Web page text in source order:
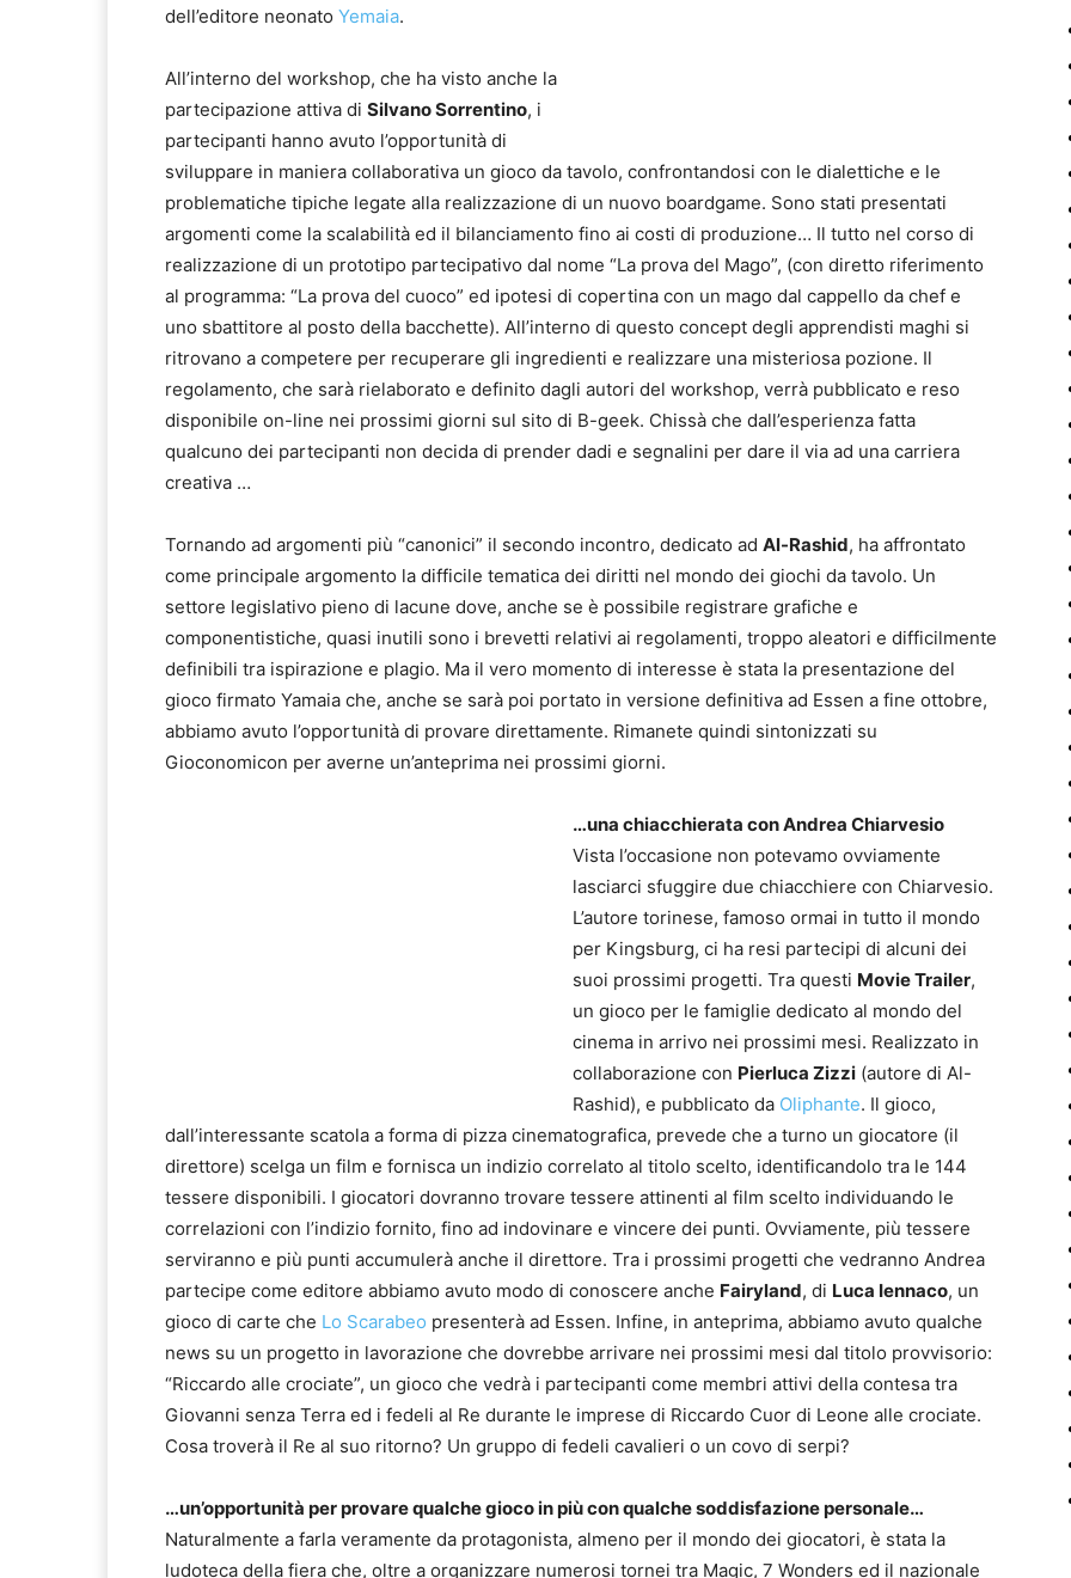
dell’editore neonato Yemaia.
All’interno del workshop, che ha visto anche la
partecipazione attiva di Silvano Sorrentino, i
partecipanti hanno avuto l’opportunità di
sviluppare in maniera collaborativa un gioco da tavolo, confrontandosi con le dialettiche e le
problematiche tipiche legate alla realizzazione di un nuovo boardgame. Sono stati presentati
argomenti come la scalabilità ed il bilanciamento fino ai costi di produzione… Il tutto nel corso di
realizzazione di un prototipo partecipativo dal nome “La prova del Mago”, (con diretto riferimento
al programma: “La prova del cuoco” ed ipotesi di copertina con un mago dal cappello da chef e
uno sbattitore al posto della bacchette). All’interno di questo concept degli apprendisti maghi si
ritrovano a competere per recuperare gli ingredienti e realizzare una misteriosa pozione. Il
regolamento, che sarà rielaborato e definito dagli autori del workshop, verrà pubblicato e reso
disponibile on-line nei prossimi giorni sul sito di B-geek. Chissà che dall’esperienza fatta
qualcuno dei partecipanti non decida di prender dadi e segnalini per dare il via ad una carriera
creativa …
Tornando ad argomenti più “canonici” il secondo incontro, dedicato ad Al-Rashid, ha affrontato
come principale argomento la difficile tematica dei diritti nel mondo dei giochi da tavolo. Un
settore legislativo pieno di lacune dove, anche se è possibile registrare grafiche e
componentistiche, quasi inutili sono i brevetti relativi ai regolamenti, troppo aleatori e difficilmente
definibili tra ispirazione e plagio. Ma il vero momento di interesse è stata la presentazione del
gioco firmato Yamaia che, anche se sarà poi portato in versione definitiva ad Essen a fine ottobre,
abbiamo avuto l’opportunità di provare direttamente. Rimanete quindi sintonizzati su
Gioconomicon per averne un’anteprima nei prossimi giorni.
…una chiacchierata con Andrea Chiarvesio
Vista l’occasione non potevamo ovviamente
lasciarci sfuggire due chiacchiere con Chiarvesio.
L’autore torinese, famoso ormai in tutto il mondo
per Kingsburg, ci ha resi partecipi di alcuni dei
suoi prossimi progetti. Tra questi Movie Trailer,
un gioco per le famiglie dedicato al mondo del
cinema in arrivo nei prossimi mesi. Realizzato in
collaborazione con Pierluca Zizzi (autore di Al-
Rashid), e pubblicato da Oliphante. Il gioco,
dall’interessante scatola a forma di pizza cinematografica, prevede che a turno un giocatore (il
direttore) scelga un film e fornisca un indizio correlato al titolo scelto, identificandolo tra le 144
tessere disponibili. I giocatori dovranno trovare tessere attinenti al film scelto individuando le
correlazioni con l’indizio fornito, fino ad indovinare e vincere dei punti. Ovviamente, più tessere
serviranno e più punti accumulerà anche il direttore. Tra i prossimi progetti che vedranno Andrea
partecipe come editore abbiamo avuto modo di conoscere anche Fairyland, di Luca Iennaco, un
gioco di carte che Lo Scarabeo presenterà ad Essen. Infine, in anteprima, abbiamo avuto qualche
news su un progetto in lavorazione che dovrebbe arrivare nei prossimi mesi dal titolo provvisorio:
“Riccardo alle crociate”, un gioco che vedrà i partecipanti come membri attivi della contesa tra
Giovanni senza Terra ed i fedeli al Re durante le imprese di Riccardo Cuor di Leone alle crociate.
Cosa troverà il Re al suo ritorno? Un gruppo di fedeli cavalieri o un covo di serpi?
…un’opportunità per provare qualche gioco in più con qualche soddisfazione personale…
Naturalmente a farla veramente da protagonista, almeno per il mondo dei giocatori, è stata la
ludoteca della fiera che, oltre a organizzare numerosi tornei tra Magic, 7 Wonders ed il nazionale